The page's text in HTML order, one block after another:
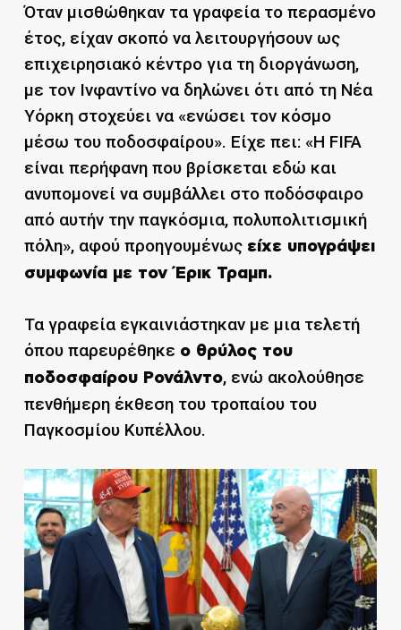
Όταν μισθώθηκαν τα γραφεία το περασμένο
έτος, είχαν σκοπό να λειτουργήσουν ως
επιχειρησιακό κέντρο για τη διοργάνωση,
με τον Ινφαντίνο να δηλώνει ότι από τη Νέα
Υόρκη στοχεύει να «ενώσει τον κόσμο
μέσω του ποδοσφαίρου». Είχε πει: «Η FIFA
είναι περήφανη που βρίσκεται εδώ και
ανυπομονεί να συμβάλλει στο ποδόσφαιρο
από αυτήν την παγκόσμια, πολυπολιτισμική
πόλη», αφού προηγουμένως είχε υπογράψει
συμφωνία με τον Έρικ Τραμπ.
Τα γραφεία εγκαινιάστηκαν με μια τελετή
όπου παρευρέθηκε ο θρύλος του
ποδοσφαίρου Ρονάλντο, ενώ ακολούθησε
πενθήμερη έκθεση του τροπαίου του
Παγκοσμίου Κυπέλλου.